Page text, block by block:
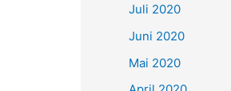
Juli 2020
Juni 2020
Mai 2020